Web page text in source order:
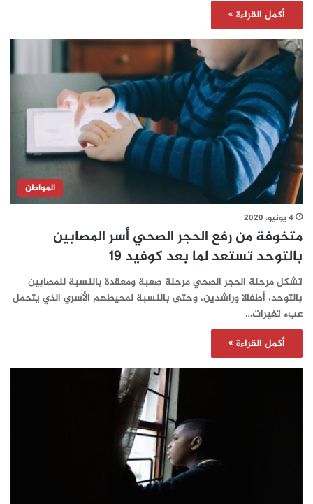
أكمل القراءة »
المواطن
4 يونيو، 2020
متخوفة من رفع الحجر الصحي أسر المصابين
بالتوحد تستعد لما بعد كوفيد 19
تشكل مرحلة الحجر الصحي مرحلة صعبة ومعقدة بالنسبة للمصابين
بالتوحد، أطفالا وراشدين، وحتى بالنسبة لمحيطهم الأسري الذي يتحمل
عبء تغيرات…
أكمل القراءة »